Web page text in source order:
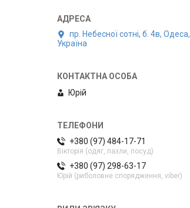
пр. Небесної сотні, б. 4в, Одеса,
Україна
Юрій
+380 (97) 484-17-71
Вікторія (одяг, пазли, посуд)
+380 (97) 298-63-17
Юрій (риболовне спорядження, viber)